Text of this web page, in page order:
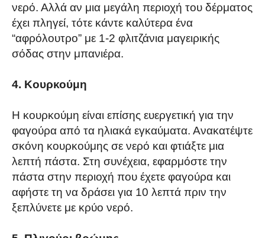
νερό. Αλλά αν μια μεγάλη περιοχή του δέρματος
έχει πληγεί, τότε κάντε καλύτερα ένα
“αφρόλουτρο” με 1-2 φλιτζάνια μαγειρικής
σόδας στην μπανιέρα.
4. Κουρκούμη
Η κουρκούμη είναι επίσης ευεργετική για την
φαγούρα από τα ηλιακά εγκαύματα. Ανακατέψτε
σκόνη κουρκούμης σε νερό και φτιάξτε μια
λεπτή πάστα. Στη συνέχεια, εφαρμόστε την
πάστα στην περιοχή που έχετε φαγούρα και
αφήστε τη να δράσει για 10 λεπτά πριν την
ξεπλύνετε με κρύο νερό.